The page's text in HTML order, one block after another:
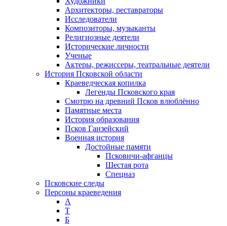
Архитекторы, реставраторы
Исследователи
Композиторы, музыканты
Религиозные деятели
Исторические личности
Ученые
Актеры, режиссеры, театральные деятели
История Псковской области
Краеведческая копилка
Легенды Псковского края
Смотрю на древний Псков влюблённо
Памятные места
История образования
Псков Ганзейский
Военная история
Достойные памяти
Псковичи-афганцы
Шестая рота
Спецназ
Псковские следы
Персоны краеведения
А
T
Б